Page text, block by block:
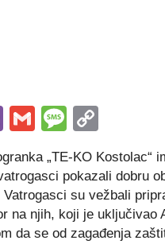
ViberGmailMessage
„TE-KO Kostolac“
pokazali dobru
su vežbali
na njih, koji je uklјučivao
da se od zagađenja